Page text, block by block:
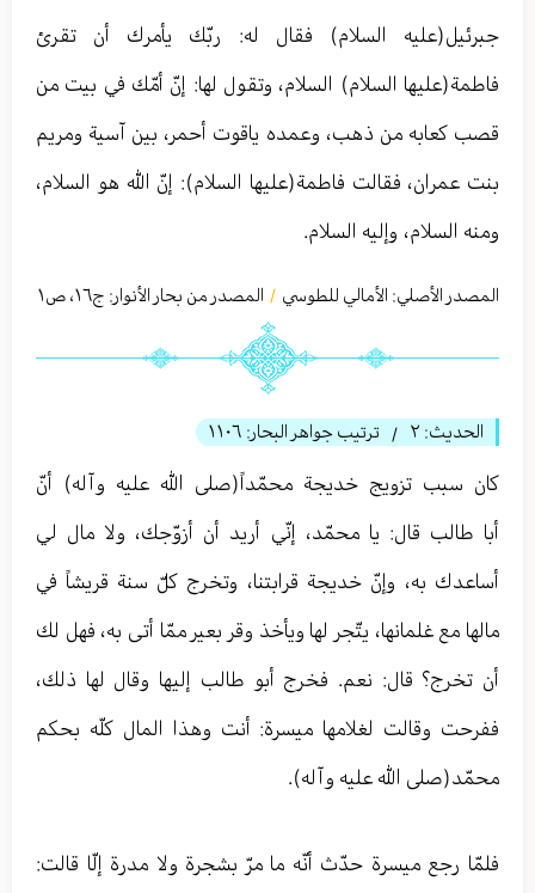
جبرئيل(عليه السلام) فقال له: ربّك يأمرك أن تقرئ
فاطمة(عليها السلام) السلام، وتقول لها: إنّ أمّك في بيت من
قصب كعابه من ذهب، وعمده ياقوت أحمر، بين آسية ومريم
بنت عمران، فقالت فاطمة(عليها السلام): إنّ الله هو السلام،
ومنه السلام، وإليه السلام.
المصدر الأصلي: الأمالي للطوسي / المصدر من بحار الأنوار: ج١٦، ص١
الحديث: ٢ / ترتيب جواهر البحار: ١١٠٦
كان سبب تزويج خديجة محمّداً(صلى الله عليه وآله) أنّ
أبا طالب قال: يا محمّد، إنّي أريد أن أزوّجك، ولا مال لي
أساعدك به، وإنّ خديجة قرابتنا، وتخرج كلّ سنة قريشاً في
مالها مع غلمانها، يتّجر لها ويأخذ وقر بعير ممّا أتى به، فهل لك
أن تخرج؟ قال: نعم. فخرج أبو طالب إليها وقال لها ذلك،
ففرحت وقالت لغلامها ميسرة: أنت وهذا المال كلّه بحكم
محمّد(صلى الله عليه وآله).
فلمّا رجع ميسرة حدّث أنّه ما مرّ بشجرة ولا مدرة إلّا قالت: